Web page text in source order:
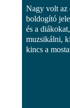
Nagy volt az
boldogító
és a
muzsikálni,
kincs a